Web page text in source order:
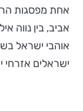
אחת מפסגות
אביב, בין נווה
ישראלים אזרחי